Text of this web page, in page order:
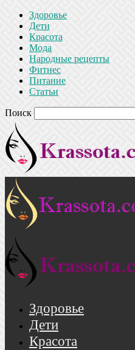
Здоровье
Дети
Красота
Мода
Народные рецепты
Фитнес
Питание
Статьи
Поиск
Здоровье
Дети
Красота